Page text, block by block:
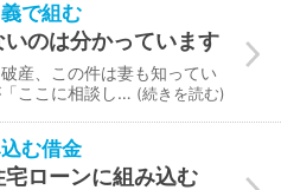
で組む
のは分かっています
産、この件は妻も知ってい
ここに相談し…
続きを読む
む借金
ローンに組み込む